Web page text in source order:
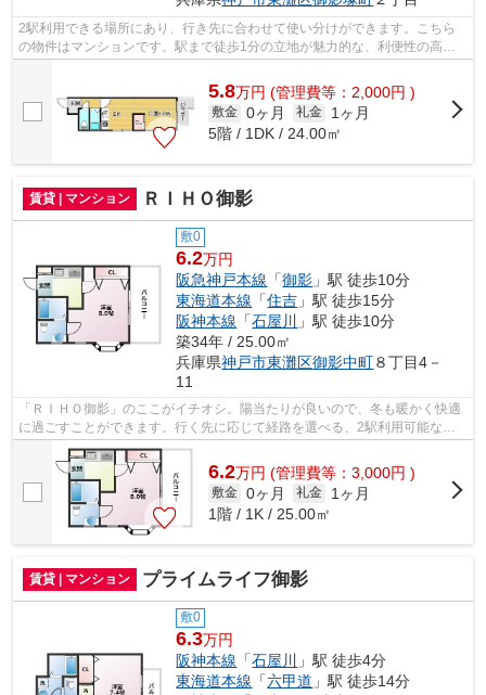
2駅利用できる場所にあり、行き先に合わせて使い分けができます。こちら
の物件はマンションです。駅まで徒歩1分の立地が魅力的な、利便性の高い
5.8万円 (管理費等：2,000円 )
敷金 0ヶ月 礼金
1ヶ月
5階 / 1DK / 24.00㎡
賃貸 | マンション ＲＩＨＯ御影
敷0
6.2万円
阪急神戸本線 「御影 」駅 徒歩10分
東海道本線 「住吉 」駅 徒歩15分
阪神本線 「石屋川
」駅 徒歩10分
築34年 / 25.00㎡
兵庫県神戸市東灘区御影中町８丁目4－
11
「ＲＩＨＯ御影」のここがイチオシ。陽当たりが良いので、冬も暖かく快適
に過ごすことができます。行く先に応じて経路を選べる、2駅利用可能な物
件です。多くの方にご好評をいただいて...
6.2万円 (管理費等：3,000円 )
敷金 0ヶ月 礼金
1ヶ月
1階 / 1K / 25.00㎡
賃貸 | マンション プライムライフ御影
敷0
6.3万円
阪神本線 「石屋川
」駅 徒歩4分
東海道本線 「六甲道 」駅 徒歩14分